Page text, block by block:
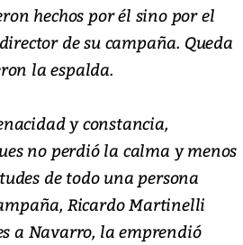
hechos por él sino por el
de su campaña. Queda
la espalda.
y constancia,
no perdió la calma y menos
de todo una persona
Ricardo Martinelli
a Navarro, la emprendió